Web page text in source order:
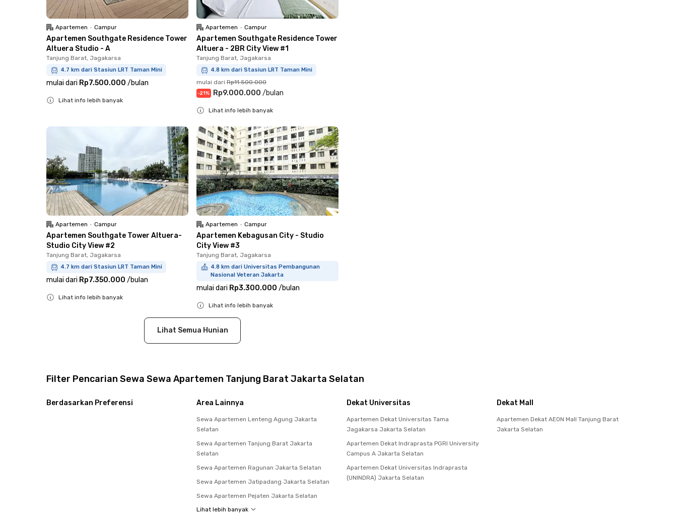
Apartemen • Campur
Apartemen Southgate Residence Tower
Altuera Studio - A
Tanjung Barat, Jagakarsa
4.7 km dari Stasiun LRT Taman Mini
mulai dari Rp7.500.000 /bulan
Lihat info lebih banyak
Apartemen • Campur
Apartemen Southgate Residence Tower
Altuera - 2BR City View #1
Tanjung Barat, Jagakarsa
4.8 km dari Stasiun LRT Taman Mini
mulai dari Rp11.500.000
-21% Rp9.000.000 /bulan
Lihat info lebih banyak
Apartemen • Campur
Apartemen Southgate Tower Altuera-
Studio City View #2
Tanjung Barat, Jagakarsa
4.7 km dari Stasiun LRT Taman Mini
mulai dari Rp7.350.000 /bulan
Lihat info lebih banyak
Apartemen • Campur
Apartemen Kebagusan City - Studio
City View #3
Tanjung Barat, Jagakarsa
4.8 km dari Universitas Pembangunan
Nasional Veteran Jakarta
mulai dari Rp3.300.000 /bulan
Close
Lihat info lebih banyak
Lihat Semua Hunian
Filter Pencarian Sewa Sewa Apartemen Tanjung Barat Jakarta Selatan
Berdasarkan Preferensi Area Lainnya
Sewa Apartemen Lenteng Agung Jakarta
Selatan
Sewa Apartemen Tanjung Barat Jakarta
Selatan
Sewa Apartemen Ragunan Jakarta Selatan
Sewa Apartemen Jatipadang Jakarta Selatan
Sewa Apartemen Pejaten Jakarta Selatan
Lihat lebih banyak
Dekat Universitas
Apartemen Dekat Universitas Tama
Jagakarsa Jakarta Selatan
Apartemen Dekat Indraprasta PGRI University
Campus A Jakarta Selatan
Apartemen Dekat Universitas Indraprasta
(UNINDRA) Jakarta Selatan
Dekat Mall
Apartemen Dekat AEON Mall Tanjung Barat
Jakarta Selatan